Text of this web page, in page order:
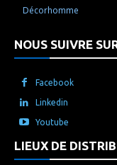
Décorhomme
NOUS SUIVRE
Facebook
Linkedin
Youtube
LIEUX DE